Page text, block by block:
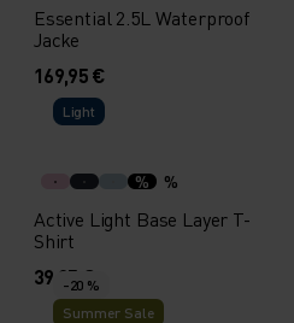
Essential 2.5L Waterproof
Jacke
169,95 €
Light
% %
Active Light Base Layer T-
Shirt
39,95 €
-20 %
Summer Sale